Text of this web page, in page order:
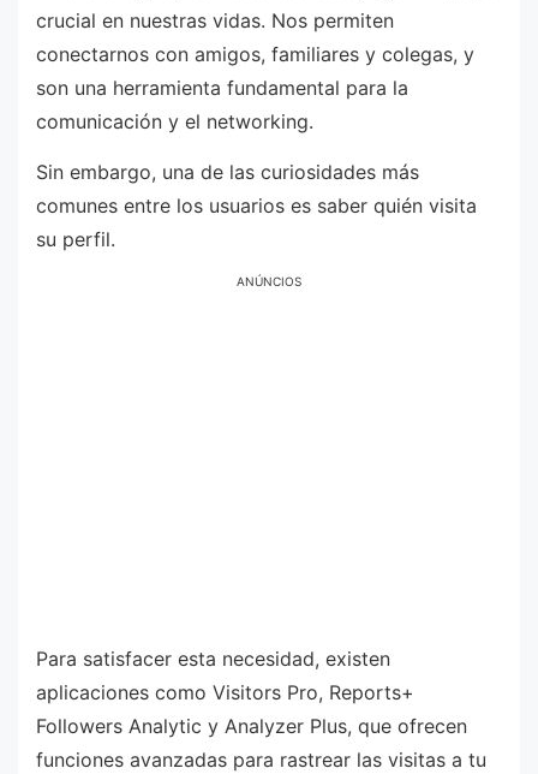
crucial en nuestras vidas. Nos permiten
conectarnos con amigos, familiares y colegas, y
son una herramienta fundamental para la
comunicación y el networking.
Sin embargo, una de las curiosidades más
comunes entre los usuarios es saber quién visita
su perfil.
ANÚNCIOS
Para satisfacer esta necesidad, existen
aplicaciones como Visitors Pro, Reports+
Followers Analytic y Analyzer Plus, que ofrecen
funciones avanzadas para rastrear las visitas a tu